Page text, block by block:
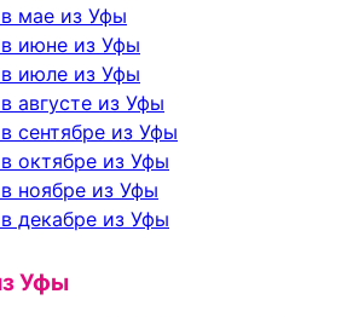
мае из Уфы
июне из Уфы
июле из Уфы
августе из Уфы
сентябре из Уфы
октябре из Уфы
ноябре из Уфы
декабре из Уфы
Уфы